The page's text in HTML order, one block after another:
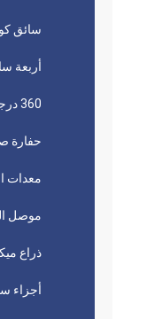
سائق
أربعة
360 درجة محرك كومة
حفارة
معدات
موصل
ذراع
أجزاء